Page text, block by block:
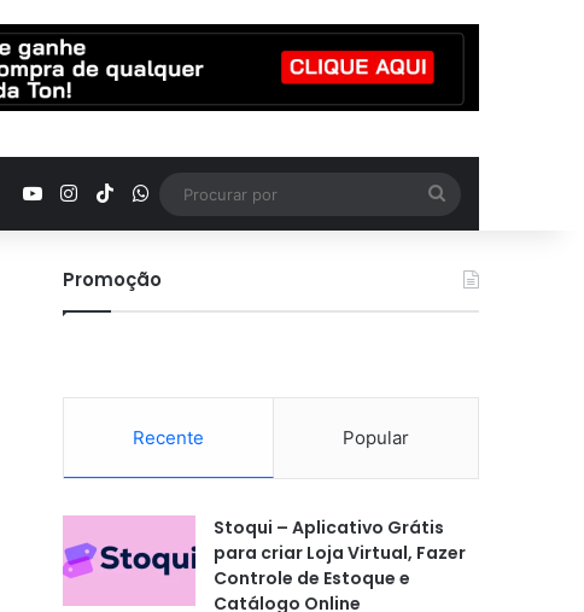
YouTubeInstagram
TikTokWhatsApp
por
Promoção
Recente Popular
Stoqui – Aplicativo Grátis
para criar Loja Virtual, Fazer
Controle de Estoque e
Catálogo Online